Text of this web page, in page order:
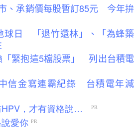
、承銷價每股暫訂85元 今年拚
球日 「退竹還林」、「為蜂築
「緊抱這5檔股票」 列出台積電
信金寫連霸紀錄 台積電年減